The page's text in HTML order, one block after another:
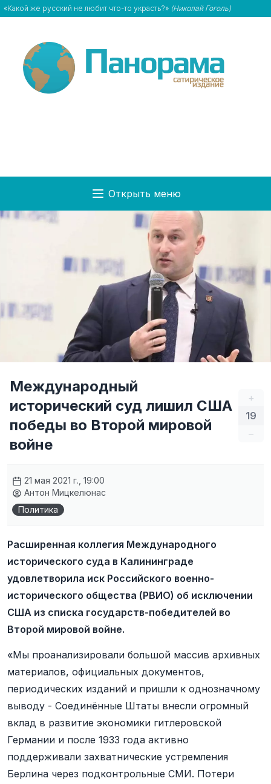
«Какой же русский не любит что-то украсть?» (Николай Гоголь)
Открыть меню
+
19
–
Международный
исторический суд лишил США
победы во Второй мировой
войне
21 мая 2021 г., 19:00
Антон Мицкелюнас
Политика
Расширенная коллегия Международного
исторического суда в Калининграде
удовлетворила иск Российского военно-
исторического общества (РВИО) об исключении
США из списка государств-победителей во
Второй мировой войне.
«Мы проанализировали большой массив архивных
материалов, официальных документов,
периодических изданий и пришли к однозначному
выводу - Соединённые Штаты внесли огромный
вклад в развитие экономики гитлеровской
Германии и после 1933 года активно
поддерживали захватнические устремления
Берлина через подконтрольные СМИ. Потери